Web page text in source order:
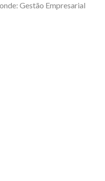
Gestão Empresarial